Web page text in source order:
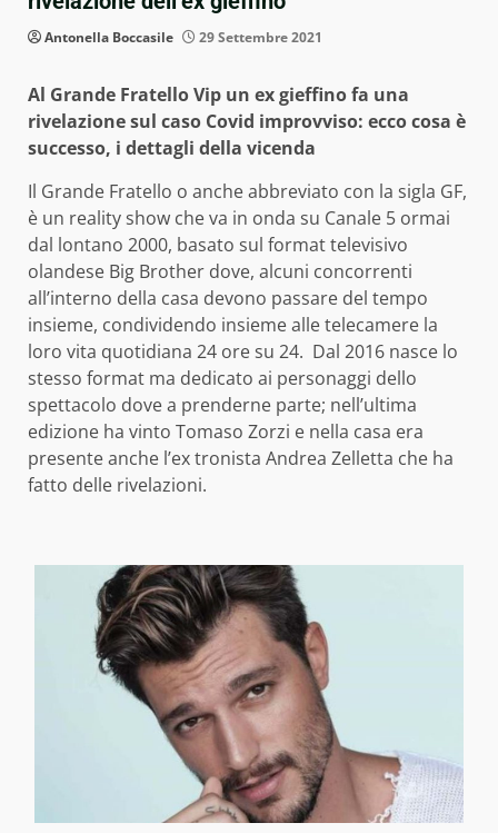
Antonella Boccasile 29 Settembre 2021
Al Grande Fratello Vip un ex gieffino fa una
rivelazione sul caso Covid improvviso: ecco cosa è
successo, i dettagli della vicenda
Il Grande Fratello o anche abbreviato con la sigla GF,
è un reality show che va in onda su Canale 5 ormai
dal lontano 2000, basato sul format televisivo
olandese Big Brother dove, alcuni concorrenti
all’interno della casa devono passare del tempo
insieme, condividendo insieme alle telecamere la
loro vita quotidiana 24 ore su 24. Dal 2016 nasce lo
stesso format ma dedicato ai personaggi dello
spettacolo dove a prenderne parte; nell’ultima
edizione ha vinto Tomaso Zorzi e nella casa era
presente anche l’ex tronista Andrea Zelletta che ha
fatto delle rivelazioni.